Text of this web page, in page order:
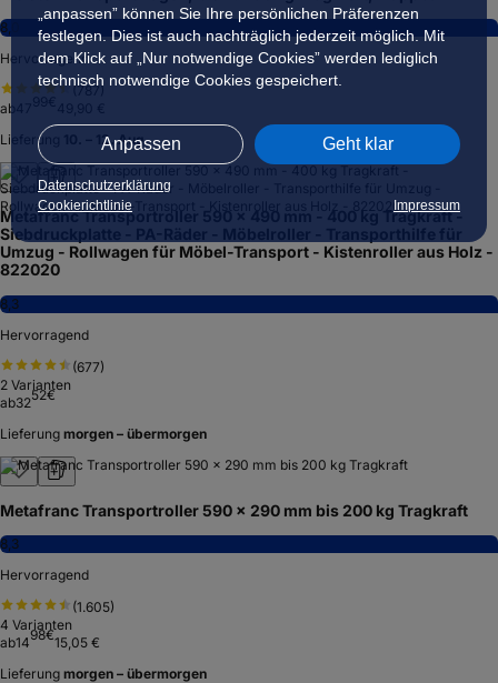
„anpassen” können Sie Ihre persönlichen Präferenzen
festlegen. Dies ist auch nachträglich jederzeit möglich. Mit
dem Klick auf „Nur notwendige Cookies” werden lediglich
technisch notwendige Cookies gespeichert.
Anpassen Geht klar
Datenschutzerklärung
Cookierichtlinie
Impressum
8,0
Hervorragend
(787)
ab
Lieferung
10. – 12. Aug.
Metafranc Transportroller 590 x 490 mm - 400 kg Tragkraft -
Siebdruckplatte - PA-Räder - Möbelroller - Transporthilfe für
Umzug - Rollwagen für Möbel-Transport - Kistenroller aus Holz -
822020
8,3
Hervorragend
(677)
2 Varianten
ab3252€
Lieferung morgen – übermorgen
Metafranc Transportroller 590 x 290 mm bis 200 kg Tragkraft
8,3
Hervorragend
(1.605)
4 Varianten
ab1498€15,05 €
Lieferung morgen – übermorgen